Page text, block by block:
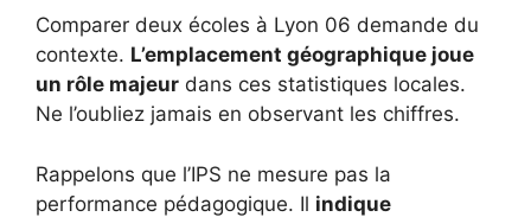
Comparer deux écoles à Lyon 06 demande du
contexte. L’emplacement géographique joue
un rôle majeur dans ces statistiques locales.
Ne l’oubliez jamais en observant les chiffres.
Rappelons que l’IPS ne mesure pas la
performance pédagogique. Il indique